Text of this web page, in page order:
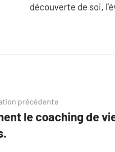
découverte de soi,
précédente
le coaching de